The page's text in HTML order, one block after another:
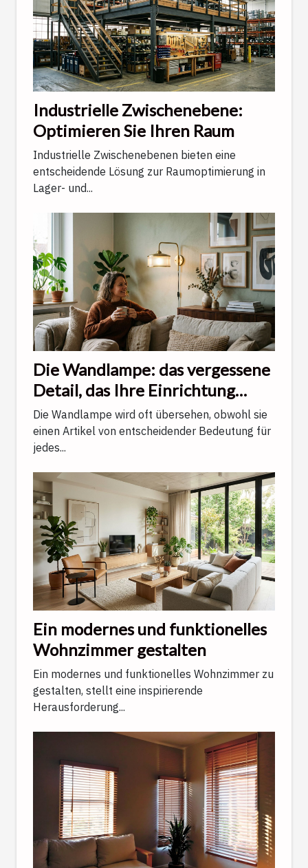
Industrielle Zwischenebene:
Optimieren Sie Ihren Raum
Industrielle Zwischenebenen bieten eine
entscheidende Lösung zur Raumoptimierung in
Lager- und...
Die Wandlampe: das vergessene
Detail, das Ihre Einrichtung
veredelt
Die Wandlampe wird oft übersehen, obwohl sie
einen Artikel von entscheidender Bedeutung für
jedes...
Ein modernes und funktionelles
Wohnzimmer gestalten
Ein modernes und funktionelles Wohnzimmer zu
gestalten, stellt eine inspirierende
Herausforderung...